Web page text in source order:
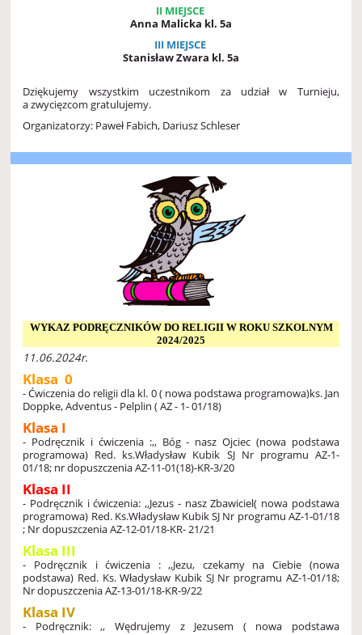
II MIEJSCE
Anna Malicka kl. 5a
III MIEJSCE
Stanisław Zwara kl. 5a
Dziękujemy wszystkim uczestnikom za udział w Turnieju,
a zwycięzcom gratulujemy.
Organizatorzy: Paweł Fabich, Dariusz Schleser
WYKAZ PODRĘCZNIKÓW DO RELIGII W ROKU SZKOLNYM
2024/2025
11.06.2024r.
Klasa 0
- Ćwiczenia do religii dla kl. 0 ( nowa podstawa programowa)ks. Jan
Doppke, Adventus - Pelplin ( AZ - 1- 01/18)
Klasa I
- Podręcznik i ćwiczenia :,, Bóg - nasz Ojciec (nowa podstawa
programowa) Red. ks.Władysław Kubik SJ Nr programu AZ-1-
01/18; nr dopuszczenia AZ-11-01(18)-KR-3/20
Klasa II
- Podręcznik i ćwiczenia: ,,Jezus - nasz Zbawiciel( nowa podstawa
programowa) Red. Ks.Władysław Kubik SJ Nr programu AZ-1-01/18
; Nr dopuszczenia AZ-12-01/18-KR- 21/21
Klasa III
- Podręcznik i ćwiczenia : ,,Jezu, czekamy na Ciebie (nowa
podstawa) Red. Ks. Władysław Kubik SJ Nr programu AZ-1-01/18;
Nr dopuszczenia AZ-13-01/18-KR-9/22
Klasa IV
- Podręcznik: ,, Wędrujemy z Jezusem ( nowa podstawa